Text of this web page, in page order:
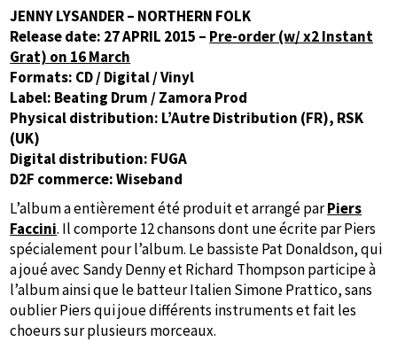
JENNY LYSANDER – NORTHERN FOLK
Release date: 27 APRIL 2015 – Pre-order (w/ x2 Instant
Grat) on 16 March
Formats: CD / Digital / Vinyl
Label: Beating Drum / Zamora Prod
Physical distribution: L’Autre Distribution (FR), RSK
(UK)
Digital distribution: FUGA
D2F commerce: Wiseband
L’album a entièrement été produit et arrangé parPiers
Faccini. Il comporte 12 chansons dont une écrite par Piers
spécialement pour l’album. Le bassiste Pat Donaldson, qui
a joué avec Sandy Denny et Richard Thompson participe à
l’album ainsi que le batteur Italien Simone Prattico, sans
oublier Piers qui joue différents instruments et fait les
choeurs sur plusieurs morceaux.